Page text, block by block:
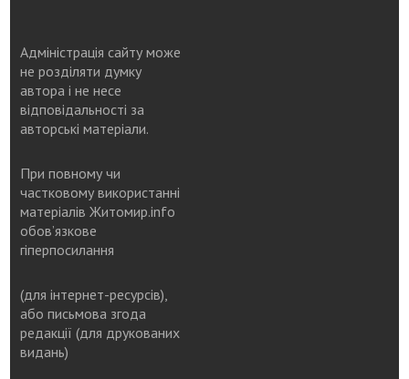
Адміністрація сайту може
не розділяти думку
автора і не несе
відповідальності за
авторські матеріали.
При повному чи
частковому використанні
матеріалів Житомир.info
обов’язкове
гіперпосилання
(для інтернет-ресурсів),
або письмова згода
редакції (для друкованих
видань)